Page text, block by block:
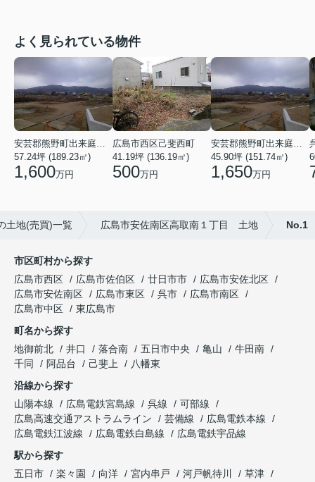
よく見られている物件
安芸郡熊野町出来庭５丁目
57.24坪 (189.23㎡)
1,600万円
広島市西区己斐西町
41.19坪 (136.19㎡)
500万円
安芸郡熊野町出来庭５丁目
45.90坪 (151.74㎡)
1,650万円
土地(売買)一覧 広島市安佐南区高取南１丁目 土地 No.1
市区町村から探す
広島市西区
広島市佐伯区 廿日市市
広島市安佐北区
広島市安佐南区
広島市東区 呉市
広島市南区
広島市中区
東広島市
町名から探す
地御前北
井口 落合南 五日市中央 亀山
牛田南
千同
阿品台 己斐上
八幡東
沿線から探す
山陽本線
広島電鉄宮島線 呉線
可部線
広島高速交通アストラムライン
芸備線
広島電鉄本線
広島電鉄江波線
広島電鉄白島線
広島電鉄宇品線
駅から探す
五日市
楽々園 向洋 宮内串戸 河戸帆待川
草津